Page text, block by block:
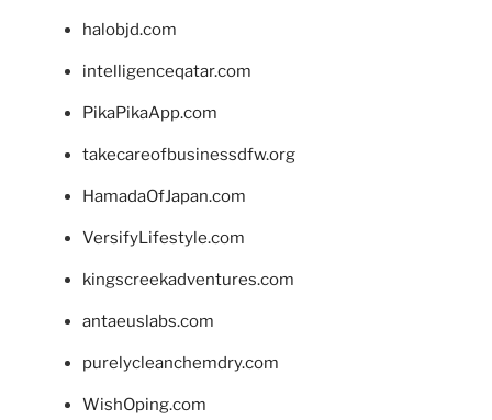
halobjd.com
intelligenceqatar.com
PikaPikaApp.com
takecareofbusinessdfw.org
HamadaOfJapan.com
VersifyLifestyle.com
kingscreekadventures.com
antaeuslabs.com
purelycleanchemdry.com
WishOping.com